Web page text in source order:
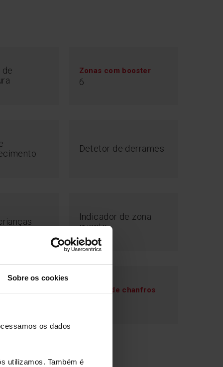
Sobre os cookies
os dados
utilizamos. Também é
cozinha quando o pode gastar noutras coisas.
a potência de aquecimento para uma
de
Zonas com booster
6
Detetor de derrames
Indicador de zona
quente
& Go Número de chanfros